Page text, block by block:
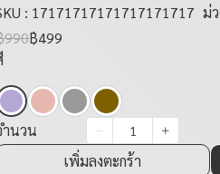
: 17171717171717171717 ม่
990฿499
ำนวน
เพิ่มลงตะกร้า